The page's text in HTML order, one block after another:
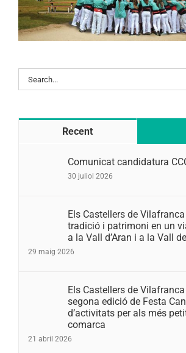
Search
for:
Recent
Comunicat candidatura
30 juliol 2026
Els Castellers de
tradició i patrimoni en un
a la Vall d’Aran i a la Vall
29 maig 2026
Els Castellers de
segona edició de Festa
d’activitats per als més
comarca
21 abril 2026